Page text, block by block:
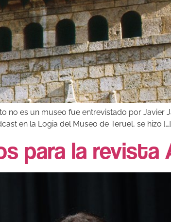
no es un museo fue entrevistado por Javier
en la Logia del Museo de Teruel, se hizo […]
para la revista